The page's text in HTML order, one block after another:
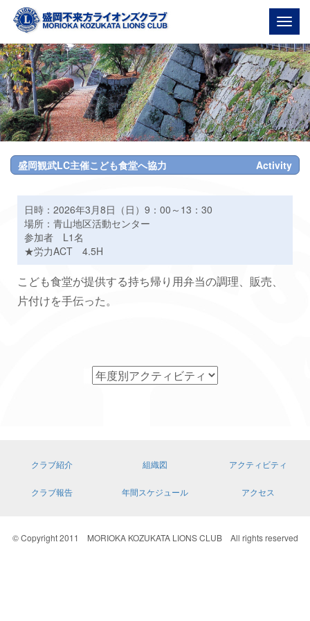
盛岡観武LC主催こども食堂へ協力 Activity
日時：2026年3月8日（日）9：00～13：30
場所：青山地区活動センター
参加者 L1名
★労力ACT 4.5H
こども食堂が提供する持ち帰り用弁当の調理、販売、
片付けを手伝った。
クラブ紹介 組織図 アクティビティ
クラブ報告 年間スケジュール アクセス
© Copyright 2011 MORIOKA KOZUKATA LIONS CLUB All rights reserved